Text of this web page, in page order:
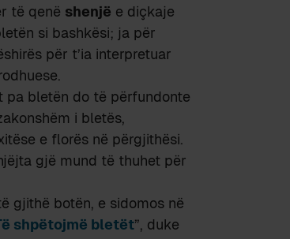
të qenë shenjë e diçkaje
si bashkësi; ja për
për t’ia interpretuar
pa bletën do të përfundonte
i bletës,
e florës në përgjithësi.
gjë mund të thuhet për
gjithë botën, e sidomos në
shpëtojmë bletët”, duke